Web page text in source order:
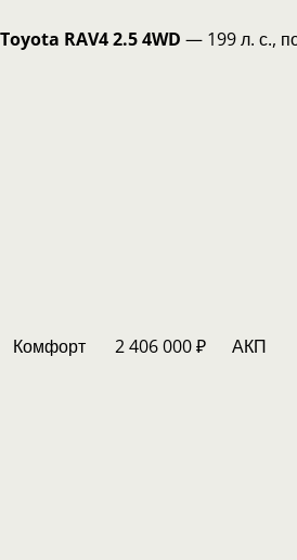
Toyota RAV4 2.5 4WD — 199 л. с.,
Комфорт 2 406 000 ₽ АКП